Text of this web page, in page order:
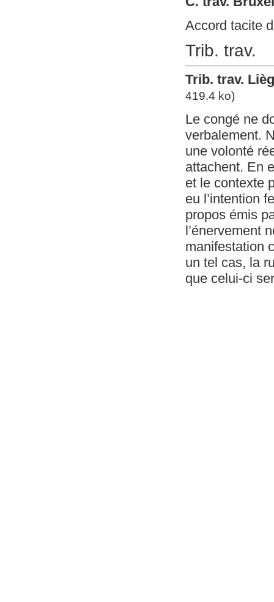
Accord tacite
Trib. trav.
Trib. trav.
419.4 ko)
Le congé ne
verbalement.
une volonté
attachent. En
et le contexte
eu l’intention
propos émis
l’énervement
manifestation
un tel cas, la
que celui-ci